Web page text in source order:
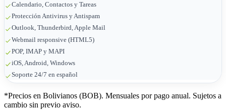
Calendario, Contactos y Tareas
Protección Antivirus y Antispam
Outlook, Thunderbird, Apple Mail
Webmail responsive (HTML5)
POP, IMAP y MAPI
iOS, Android, Windows
Soporte 24/7 en español
*Precios en Bolivianos (BOB). Mensuales por pago anual. Sujetos a
cambio sin previo aviso.